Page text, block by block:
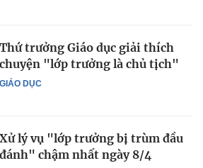
GIÁO DỤC
Thứ trưởng Giáo dục giải thích
chuyện "lớp trưởng là chủ tịch"
Xử lý vụ "lớp trưởng bị trùm đầu
đánh" chậm nhất ngày 8/4